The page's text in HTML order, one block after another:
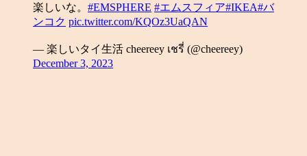
楽しいな。 #EMSPHERE #エムスフィア#IKEA#バ
ンコク pic.twitter.com/KQOz3UaQAN
— 楽しいタイ生活 cheereey เชรี่ (@cheereey)
December 3, 2023